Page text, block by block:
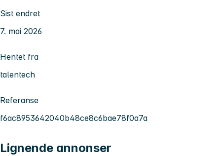
Sist endret
7. mai 2026
Hentet fra
talentech
Referanse
f6ac8953642040b48ce8c6bae78f0a7a
Lignende annonser